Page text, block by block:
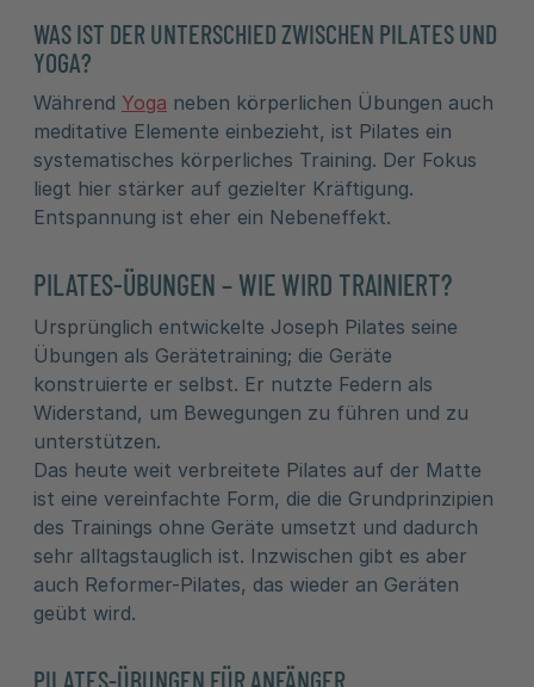
WAS IST DER UNTERSCHIED ZWISCHEN PILATES UND
YOGA?
Während Yoga neben körperlichen Übungen auch
meditative Elemente einbezieht, ist Pilates ein
systematisches körperliches Training. Der Fokus
liegt hier stärker auf gezielter Kräftigung.
Entspannung ist eher ein Nebeneffekt.
PILATES-ÜBUNGEN – WIE WIRD TRAINIERT?
Ursprünglich entwickelte Joseph Pilates seine
Übungen als Gerätetraining; die Geräte
konstruierte er selbst. Er nutzte Federn als
Widerstand, um Bewegungen zu führen und zu
unterstützen.
Das heute weit verbreitete Pilates auf der Matte
ist eine vereinfachte Form, die die Grundprinzipien
des Trainings ohne Geräte umsetzt und dadurch
sehr alltagstauglich ist. Inzwischen gibt es aber
auch Reformer-Pilates, das wieder an Geräten
geübt wird.
PILATES-ÜBUNGEN FÜR ANFÄNGER